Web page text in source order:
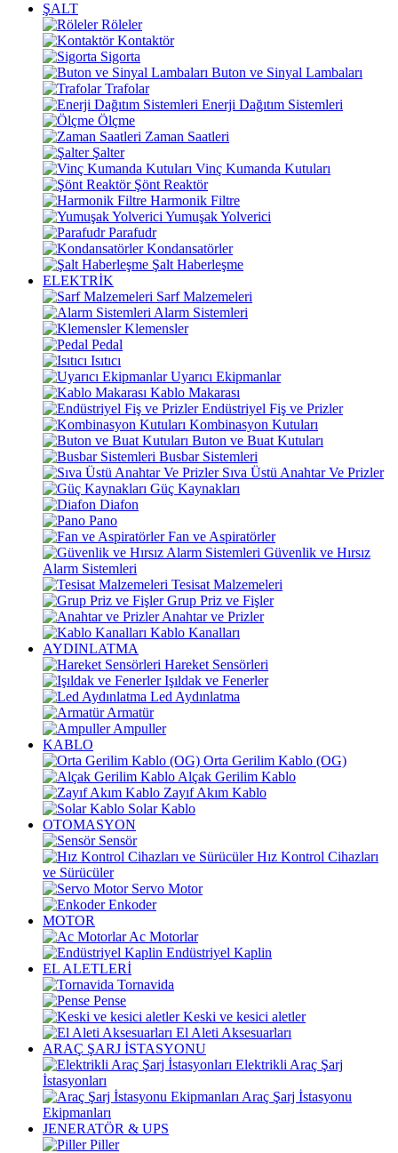
ŞALT
Röleler
Kontaktör
Sigorta
Buton ve Sinyal Lambaları
Trafolar
Enerji Dağıtım Sistemleri
Ölçme
Zaman Saatleri
Şalter
Vinç Kumanda Kutuları
Şönt Reaktör
Harmonik Filtre
Yumuşak Yolverici
Parafudr
Kondansatörler
Şalt Haberleşme
ELEKTRİK
Sarf Malzemeleri
Alarm Sistemleri
Klemensler
Pedal
Isıtıcı
Uyarıcı Ekipmanlar
Kablo Makarası
Endüstriyel Fiş ve Prizler
Kombinasyon Kutuları
Buton ve Buat Kutuları
Busbar Sistemleri
Sıva Üstü Anahtar Ve Prizler
Güç Kaynakları
Diafon
Pano
Fan ve Aspiratörler
Güvenlik ve Hırsız
Alarm Sistemleri
Tesisat Malzemeleri
Grup Priz ve Fişler
Anahtar ve Prizler
Kablo Kanalları
AYDINLATMA
Hareket Sensörleri
Işıldak ve Fenerler
Led Aydınlatma
Armatür
Ampuller
KABLO
Orta Gerilim Kablo (OG)
Alçak Gerilim Kablo
Zayıf Akım Kablo
Solar Kablo
OTOMASYON
Sensör
Hız Kontrol Cihazları
ve Sürücüler
Servo Motor
Enkoder
MOTOR
Ac Motorlar
Endüstriyel Kaplin
EL ALETLERİ
Tornavida
Pense
Keski ve kesici aletler
El Aleti Aksesuarları
ARAÇ ŞARJ İSTASYONU
Elektrikli Araç Şarj
İstasyonları
Araç Şarj İstasyonu
Ekipmanları
JENERATÖR & UPS
Piller